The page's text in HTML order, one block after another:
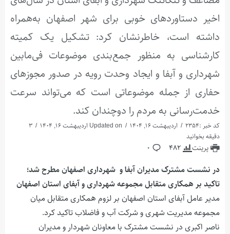
اخیر دستاوردهای خوبی برای شهر اصفهان به‌همراه
داشته است، خاطرنشان کرد: تشکیل یک کمیته‌
کارشناسی به منظور جمع‌بندی موضوعات فی‌مابین
شهرداری و آبفا‌ و ایجاد وحدت رویه در صدور مجوزهای
حفاری از جمله موضوعاتی است که می‌تواند سرعت
خدمت‌رسانی به مردم را دوچندان کند.
کد خبر :2354 اردیبهشت 16, 1404
3
دقیقه بخوانید
پرینت 482
0
در نشست مشترک مدیران آبفا و ‌ شهرداری اصفهان مطرح شد؛
تاکید بر همکاری متقابل مجموعه شهرداری و آبفای استان اصفهان
مدیر عامل آبفای استان اصفهان بر لزوم همکاری متقابل میان
مجموعه مدیریت شهری و شرکت آب و فاضلاب تاکید کرد.
ناصر اکبری در نشست مشترک با معاونان‌ شهردار و مدیران